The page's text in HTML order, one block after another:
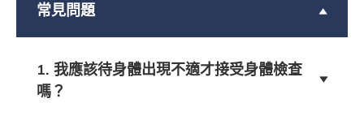
常見問題
1. 我應該待身體出現不適才接受身體檢查
嗎？